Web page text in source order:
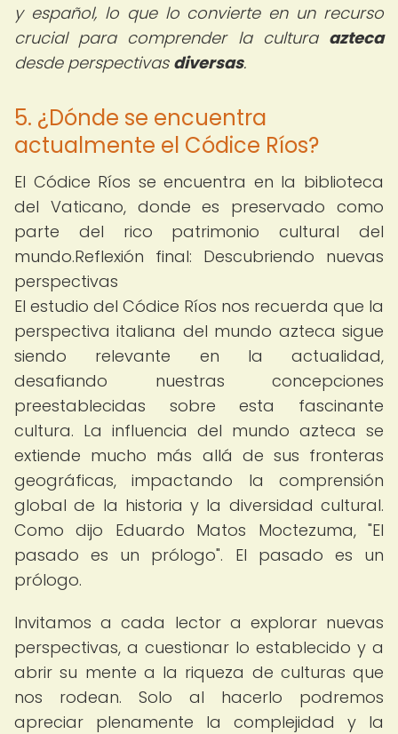
y español, lo que lo convierte en un recurso
crucial para comprender la cultura azteca
desde perspectivas diversas.
5. ¿Dónde se encuentra
actualmente el Códice Ríos?
El Códice Ríos se encuentra en la biblioteca
del Vaticano, donde es preservado como
parte del rico patrimonio cultural del
mundo.Reflexión final: Descubriendo nuevas
perspectivas
El estudio del Códice Ríos nos recuerda que la
perspectiva italiana del mundo azteca sigue
siendo relevante en la actualidad,
desafiando nuestras concepciones
preestablecidas sobre esta fascinante
cultura. La influencia del mundo azteca se
extiende mucho más allá de sus fronteras
geográficas, impactando la comprensión
global de la historia y la diversidad cultural.
Como dijo Eduardo Matos Moctezuma, "El
pasado es un prólogo". El pasado es un
prólogo.
Invitamos a cada lector a explorar nuevas
perspectivas, a cuestionar lo establecido y a
abrir su mente a la riqueza de culturas que
nos rodean. Solo al hacerlo podremos
apreciar plenamente la complejidad y la